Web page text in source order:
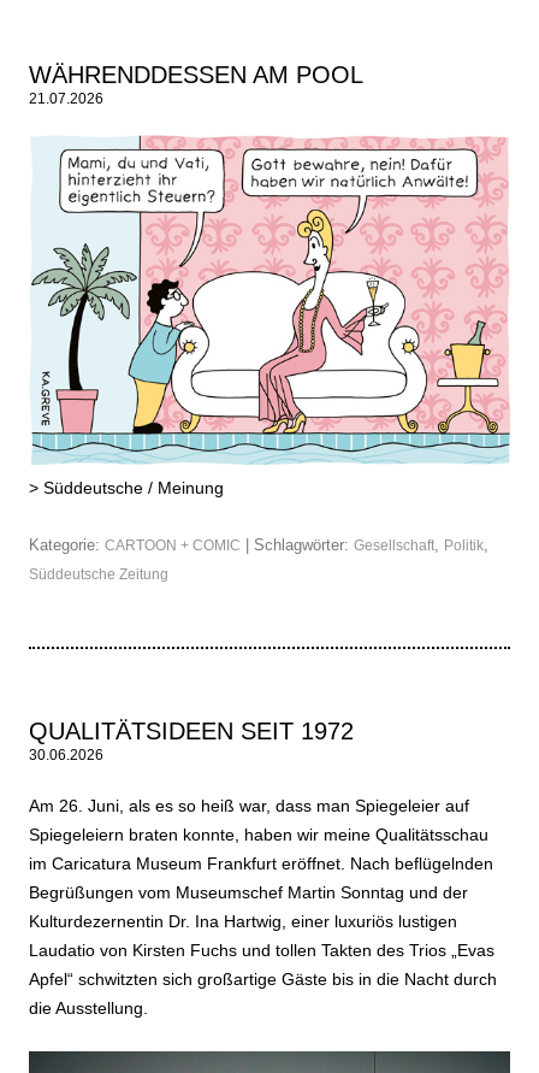
WÄHRENDDESSEN AM POOL
21.07.2026
> Süddeutsche / Meinung
Kategorie: CARTOON + COMIC | Schlagwörter: Gesellschaft, Politik,
Süddeutsche Zeitung
QUALITÄTSIDEEN SEIT 1972
30.06.2026
Am 26. Juni, als es so heiß war, dass man Spiegeleier auf
Spiegeleiern braten konnte, haben wir meine Qualitätsschau
im Caricatura Museum Frankfurt eröffnet. Nach beflügelnden
Begrüßungen vom Museumschef Martin Sonntag und der
Kulturdezernentin Dr. Ina Hartwig, einer luxuriös lustigen
Laudatio von Kirsten Fuchs und tollen Takten des Trios „Evas
Apfel“ schwitzten sich großartige Gäste bis in die Nacht durch
die Ausstellung.